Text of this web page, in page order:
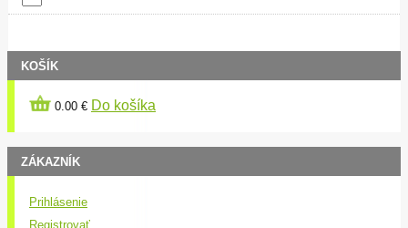
KOŠÍK
0.00 € Do košíka
ZÁKAZNÍK
Prihlásenie
Registrovať